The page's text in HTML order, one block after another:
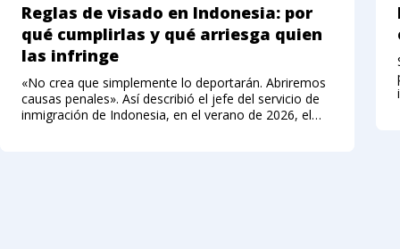
Reglas de visado en Indonesia: por
qué cumplirlas y qué arriesga quien
las infringe
«No crea que simplemente lo deportarán. Abriremos
causas penales». Así describió el jefe del servicio de
inmigración de Indonesia, en el verano de 2026, el